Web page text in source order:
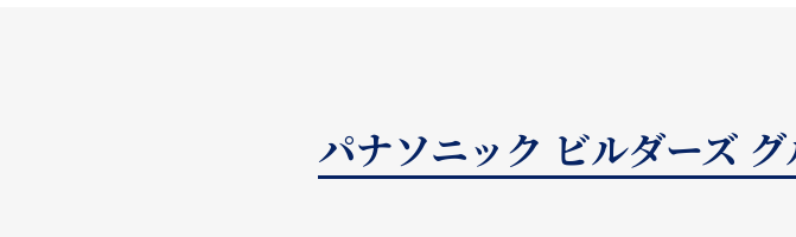
パナソニック ビルダーズ